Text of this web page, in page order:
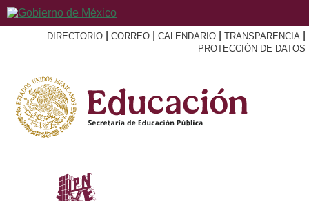
DIRECTORIO CORREO CALENDARIO TRANSPARENCIA
PROTECCIÓN DE DATOS